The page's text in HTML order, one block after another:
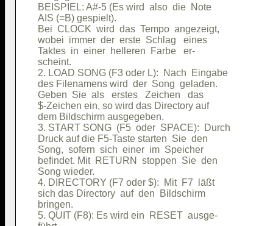
BEISPIEL: A#-5 (Es wird  also  die  Note
AIS (=B) gespielt).
Bei  CLOCK  wird  das  Tempo  angezeigt,
wobei  immer  der  erste  Schlag   eines
Taktes  in  einer  helleren  Farbe   er-
scheint.
2. LOAD SONG (F3 oder L):  Nach  Eingabe
des Filenamens wird  der  Song  geladen.
Geben  Sie  als   erstes   Zeichen   das
$-Zeichen ein, so wird das Directory auf
dem Bildschirm ausgegeben.
3. START SONG  (F5  oder  SPACE):  Durch
Druck auf die F5-Taste starten  Sie  den
Song,  sofern  sich  einer  im  Speicher
befindet. Mit  RETURN  stoppen  Sie  den
Song wieder.
4. DIRECTORY (F7 oder $):  Mit  F7  läßt
sich das Directory  auf  den  Bildschirm
bringen.
5. QUIT (F8): Es wird ein  RESET  ausge-